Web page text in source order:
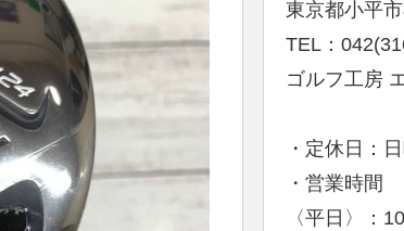
東京都小平
TEL：
ゴルフ工房
・定休日：
・営業時間
〈平日〉：